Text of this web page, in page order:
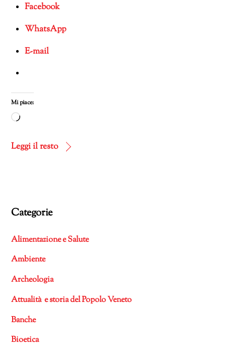
Facebook
WhatsApp
E-mail
Mi piace:
Caricamento
corso…
Leggi il resto
Categorie
Alimentazione e Salute
Ambiente
Archeologia
Attualità e storia del Popolo Veneto
Banche
Bioetica